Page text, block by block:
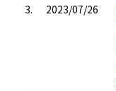
3. 2023/07/26